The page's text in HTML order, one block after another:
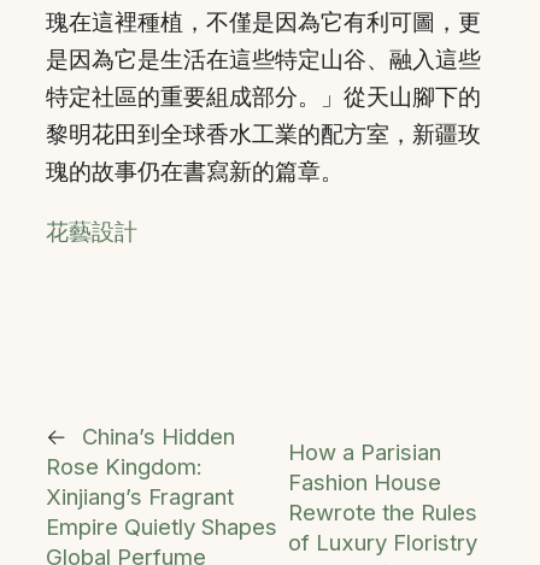
瑰在這裡種植，不僅是因為它有利可圖，更
是因為它是生活在這些特定山谷、融入這些
特定社區的重要組成部分。」從天山腳下的
黎明花田到全球香水工業的配方室，新疆玫
瑰的故事仍在書寫新的篇章。
花藝設計
←
China’s Hidden
Rose Kingdom:
Xinjiang’s Fragrant
Empire Quietly Shapes
Global Perfume
How a Parisian
Fashion House
Rewrote the Rules
of Luxury Floristry